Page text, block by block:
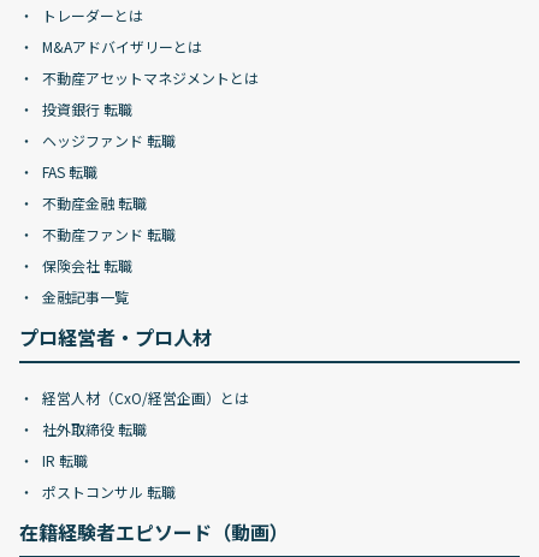
トレーダーとは
M&Aアドバイザリーとは
不動産アセットマネジメントとは
投資銀行 転職
ヘッジファンド 転職
FAS 転職
不動産金融 転職
不動産ファンド 転職
保険会社 転職
金融記事一覧
プロ経営者・プロ人材
経営人材（CxO/経営企画）とは
社外取締役 転職
IR 転職
ポストコンサル 転職
在籍経験者エピソード（動画）